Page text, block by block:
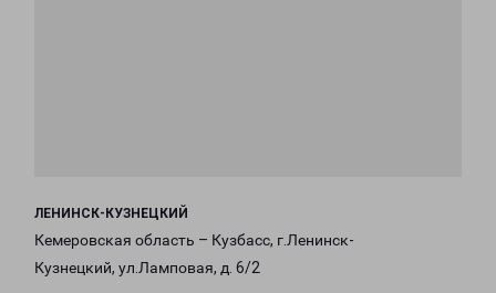
ЛЕНИНСК-КУЗНЕЦКИЙ
Кемеровская область – Кузбасс, г.Ленинск-
Кузнецкий, ул.Ламповая, д. 6/2